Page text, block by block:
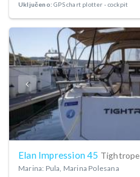
Uključeno: GPS chart plotter - cockpit
Elan Impression 45 Tightrope
Marina: Pula, Marina Polesana